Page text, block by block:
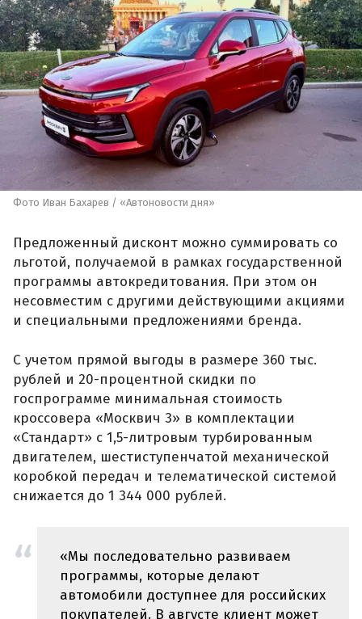
Фото Иван Бахарев / «Автоновости дня»
Предложенный дисконт можно суммировать со
льготой, получаемой в рамках государственной
программы автокредитования. При этом он
несовместим с другими действующими акциями
и специальными предложениями бренда.
С учетом прямой выгоды в размере 360 тыс.
рублей и 20-процентной скидки по
госпрограмме минимальная стоимость
кроссовера «Москвич 3» в комплектации
«Стандарт» с 1,5-литровым турбированным
двигателем, шестиступенчатой механической
коробкой передач и телематической системой
снижается до 1 344 000 рублей.
«Мы последовательно развиваем
программы, которые делают
автомобили доступнее для российских
покупателей. В августе клиент может